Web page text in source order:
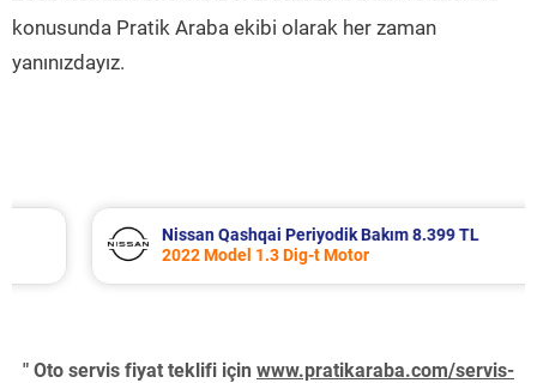
konusunda Pratik Araba ekibi olarak her zaman
yanınızdayız.
Nissan Qashqai Periyodik Bakım 8.399 TL
2022 Model 1.3 Dig-t Motor
" Oto servis fiyat teklifi için www.pratikaraba.com/servis-